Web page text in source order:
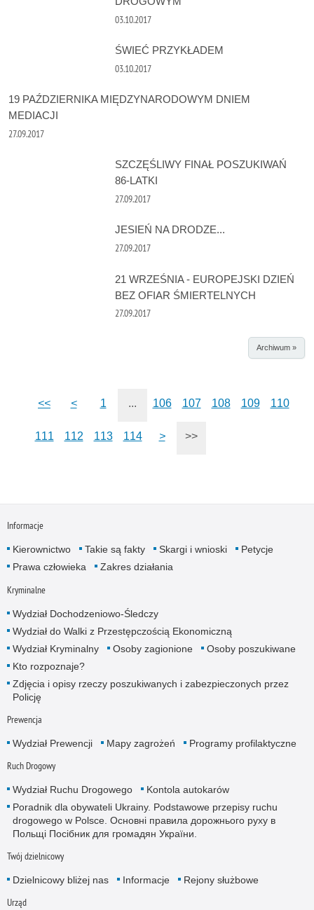
03.10.2017
ŚWIEĆ PRZYKŁADEM
03.10.2017
19 PAŹDZIERNIKA MIĘDZYNARODOWYM DNIEM
MEDIACJI
27.09.2017
SZCZĘŚLIWY FINAŁ POSZUKIWAŃ
86-LATKI
27.09.2017
JESIEŃ NA DRODZE...
27.09.2017
21 WRZEŚNIA - EUROPEJSKI DZIEŃ
BEZ OFIAR ŚMIERTELNYCH
27.09.2017
Archiwum »
<< < 1 ... 106 107 108 109 110
111 112 113 114 > >>
Informacje
Kierownictwo Takie są fakty Skargi i wnioski
Petycje
Prawa człowieka
Zakres działania
Kryminalne
Wydział Dochodzeniowo-Śledczy
Wydział do Walki z Przestępczością Ekonomiczną
Wydział Kryminalny
Osoby zagionione
Osoby poszukiwane
Kto rozpoznaje?
Zdjęcia i opisy rzeczy poszukiwanych i zabezpieczonych przez
Policję
Prewencja
Wydział Prewencji Mapy zagrożeń Programy profilaktyczne
Ruch Drogowy
Wydział Ruchu Drogowego
Kontola autokarów
Poradnik dla obywateli Ukrainy. Podstawowe przepisy ruchu
drogowego w Polsce. Основні правила дорожнього руху в
Польщі Посібник для громадян України.
Twój dzielnicowy
Dzielnicowy bliżej nas Informacje Rejony służbowe
Urząd